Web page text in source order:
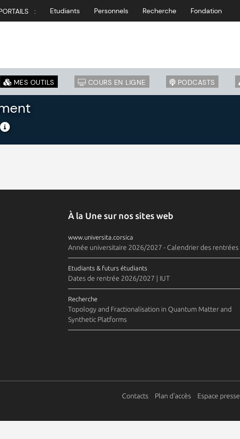
: Etudiants Personnels Recherche Fondation
MES OUTILS COURS EN LIGNE PODCASTS
À la Une sur nos sites web
www.universita.corsica
Année universitaire 2026/2027 - Calendrier des rentrées
Etudiants & futurs étudiants
Dates de rentrée 2026/2027 | IUT
Recherche
Topology and Fractionalisation in Quantum Matter and
Synthetic Platforms
Contacts Plan d'accès Espace presse